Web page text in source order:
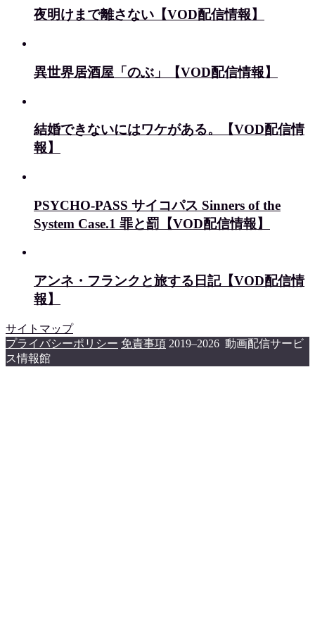
夜明けまで離さない【VOD配信情報】
異世界居酒屋「のぶ」【VOD配信情報】
結婚できないにはワケがある。【VOD配信情
報】
PSYCHO-PASS サイコパス Sinners of the
System Case.1 罪と罰【VOD配信情報】
アンネ・フランクと旅する日記【VOD配信情
報】
サイトマップ
プライバシーポリシー 免責事項 2019–2026 動画配信サービ
ス情報館